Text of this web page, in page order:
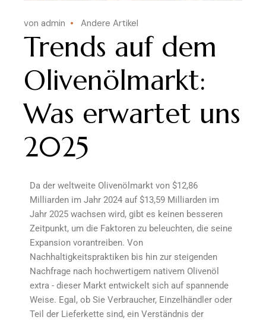
von admin Andere Artikel
Trends auf dem
Olivenölmarkt:
Was erwartet uns
2025
Da der weltweite Olivenölmarkt von $12,86
Milliarden im Jahr 2024 auf $13,59 Milliarden im
Jahr 2025 wachsen wird, gibt es keinen besseren
Zeitpunkt, um die Faktoren zu beleuchten, die seine
Expansion vorantreiben. Von
Nachhaltigkeitspraktiken bis hin zur steigenden
Nachfrage nach hochwertigem nativem Olivenöl
extra - dieser Markt entwickelt sich auf spannende
Weise. Egal, ob Sie Verbraucher, Einzelhändler oder
Teil der Lieferkette sind, ein Verständnis der